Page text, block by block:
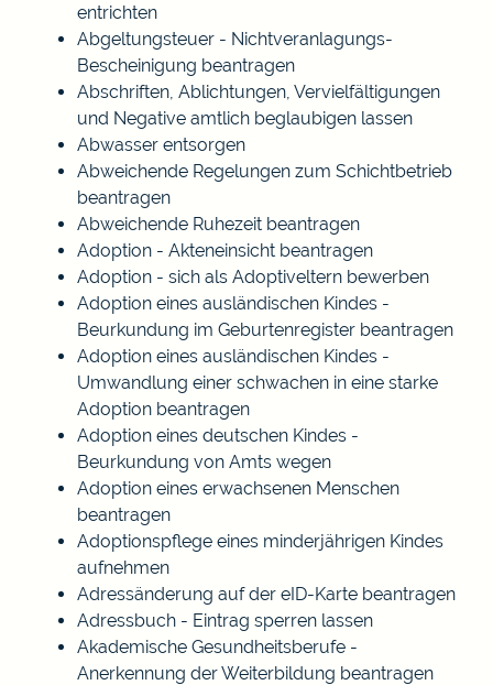
entrichten
Abgeltungsteuer - Nichtveranlagungs-
Bescheinigung beantragen
Abschriften, Ablichtungen, Vervielfältigungen
und Negative amtlich beglaubigen lassen
Abwasser entsorgen
Abweichende Regelungen zum Schichtbetrieb
beantragen
Abweichende Ruhezeit beantragen
Adoption - Akteneinsicht beantragen
Adoption - sich als Adoptiveltern bewerben
Adoption eines ausländischen Kindes -
Beurkundung im Geburtenregister beantragen
Adoption eines ausländischen Kindes -
Umwandlung einer schwachen in eine starke
Adoption beantragen
Adoption eines deutschen Kindes -
Beurkundung von Amts wegen
Adoption eines erwachsenen Menschen
beantragen
Adoptionspflege eines minderjährigen Kindes
aufnehmen
Adressänderung auf der eID-Karte beantragen
Adressbuch - Eintrag sperren lassen
Akademische Gesundheitsberufe -
Anerkennung der Weiterbildung beantragen